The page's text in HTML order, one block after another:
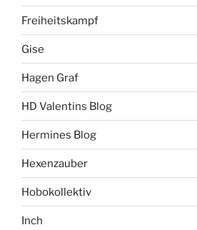
Freiheitskampf
Gise
Hagen Graf
HD Valentins Blog
Hermines Blog
Hexenzauber
Hobokollektiv
Inch